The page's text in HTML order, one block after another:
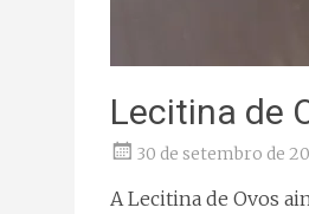
Lecitina de
30 de setembro de
A Lecitina de Ovos